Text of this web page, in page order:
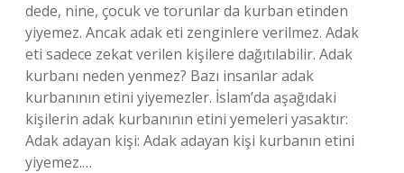
dede, nine, çocuk ve torunlar da kurban etinden
yiyemez. Ancak adak eti zenginlere verilmez. Adak
eti sadece zekat verilen kişilere dağıtılabilir. Adak
kurbanı neden yenmez? Bazı insanlar adak
kurbanının etini yiyemezler. İslam’da aşağıdaki
kişilerin adak kurbanının etini yemeleri yasaktır:
Adak adayan kişi: Adak adayan kişi kurbanın etini
yiyemez.…